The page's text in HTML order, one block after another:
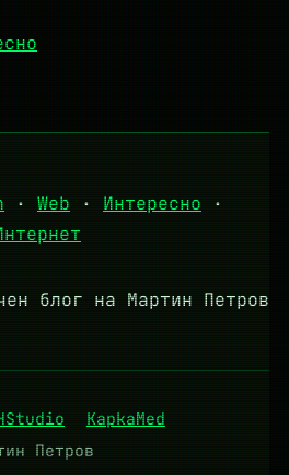
· Web · Интересно ·
блог на Мартин Петров
KapkaMed
Петров